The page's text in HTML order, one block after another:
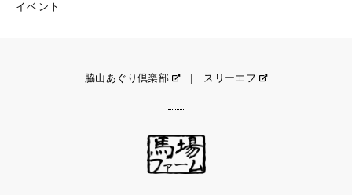
イベント
脇山あぐり倶楽部 | スリーエフ